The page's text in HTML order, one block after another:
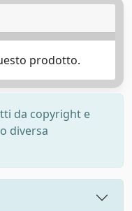
prodotto.
da copyright e
diversa